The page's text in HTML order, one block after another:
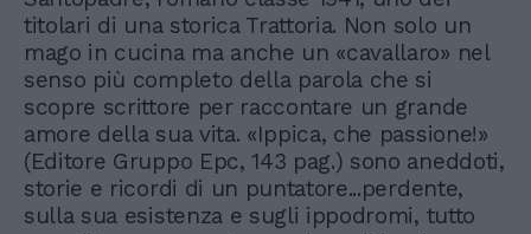
titolari di una storica Trattoria. Non solo un
mago in cucina ma anche un «cavallaro» nel
senso più completo della parola che si
scopre scrittore per raccontare un grande
amore della sua vita. «Ippica, che passione!»
(Editore Gruppo Epc, 143 pag.) sono aneddoti,
storie e ricordi di un puntatore...perdente,
sulla sua esistenza e sugli ippodromi, tutto